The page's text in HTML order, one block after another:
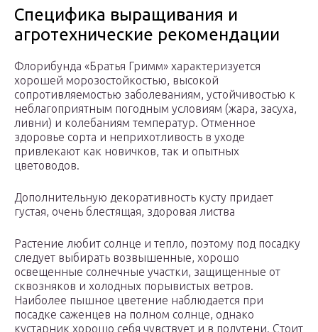
Специфика выращивания и
агротехнические рекомендации
Флорибунда «Братья Гримм» характеризуется
хорошей морозостойкостью, высокой
сопротивляемостью заболеваниям, устойчивостью к
неблагоприятным погодным условиям (жара, засуха,
ливни) и колебаниям температур. Отменное
здоровье сорта и неприхотливость в уходе
привлекают как новичков, так и опытных
цветоводов.
Дополнительную декоративность кусту придает
густая, очень блестящая, здоровая листва
Растение любит солнце и тепло, поэтому под посадку
следует выбирать возвышенные, хорошо
освещенные солнечные участки, защищенные от
сквозняков и холодных порывистых ветров.
Наиболее пышное цветение наблюдается при
посадке саженцев на полном солнце, однако
кустарник хорошо себя чувствует и в полутени. Стоит